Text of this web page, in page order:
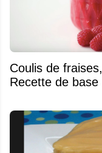
Coulis de
Recette de